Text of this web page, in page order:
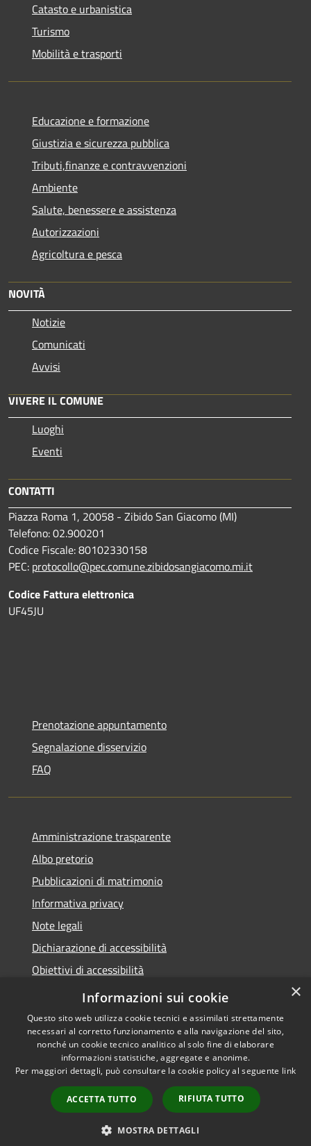
Catasto e urbanistica
Turismo
Mobilità e trasporti
Educazione e formazione
Giustizia e sicurezza pubblica
Tributi,finanze e contravvenzioni
Ambiente
Salute, benessere e assistenza
Autorizzazioni
Agricoltura e pesca
NOVITÀ
Notizie
Comunicati
Avvisi
VIVERE IL COMUNE
Luoghi
Eventi
CONTATTI
Piazza Roma 1, 20058 - Zibido San Giacomo (MI)
Telefono: 02.900201
Codice Fiscale: 80102330158
PEC: protocollo@pec.comune.zibidosangiacomo.mi.it
Codice Fattura elettronica
UF45JU
Prenotazione appuntamento
Segnalazione disservizio
FAQ
Amministrazione trasparente
Albo pretorio
Pubblicazioni di matrimonio
Informativa privacy
Note legali
Dichiarazione di accessibilità
Obiettivi di accessibilità
Whistleblowing
Accessibilità
Copyright © 2026 • Comune di
Zibido San Giacomo • Powered
byMunicipium
Accesso
redazione
×
Informazioni sui cookie
Questo sito web utilizza cookie tecnici e assimilati strettamente
necessari al corretto funzionamento e alla navigazione del sito,
nonché un cookie tecnico analitico al solo fine di elaborare
informazioni statistiche, aggregate e anonime.
Per maggiori dettagli, può consultare la cookie policy al seguente link
ACCETTA TUTTO RIFIUTA TUTTO
MOSTRA DETTAGLI